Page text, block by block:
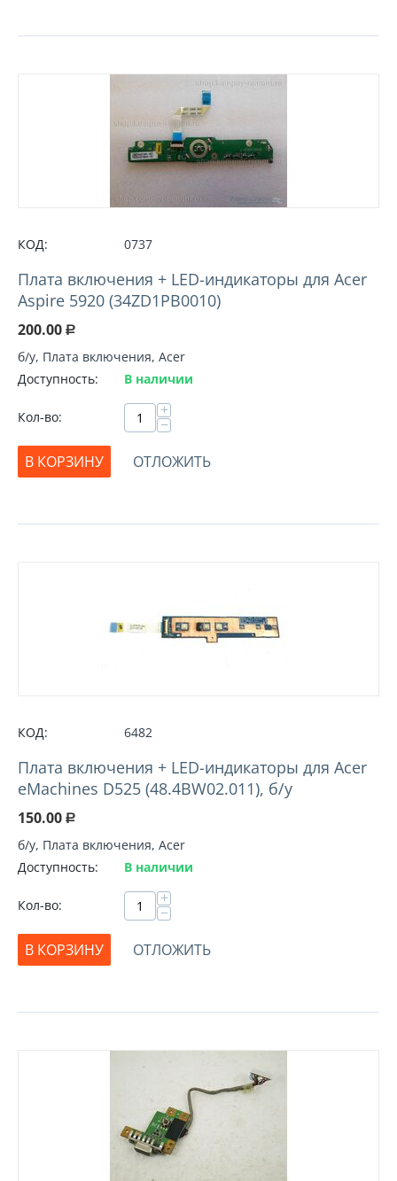
КОД: 0737
Плата включения + LED-индикаторы для Acer
Aspire 5920 (34ZD1PB0010)
200.00 Р
б/у, Плата включения, Acer
Доступность:
В наличии
Кол-во: +
−
В КОРЗИНУ
ОТЛОЖИТЬ
КОД: 6482
Плата включения + LED-индикаторы для Acer
eMachines D525 (48.4BW02.011), б/у
150.00 Р
б/у, Плата включения, Acer
Доступность:
В наличии
Кол-во: +
−
В КОРЗИНУ
ОТЛОЖИТЬ